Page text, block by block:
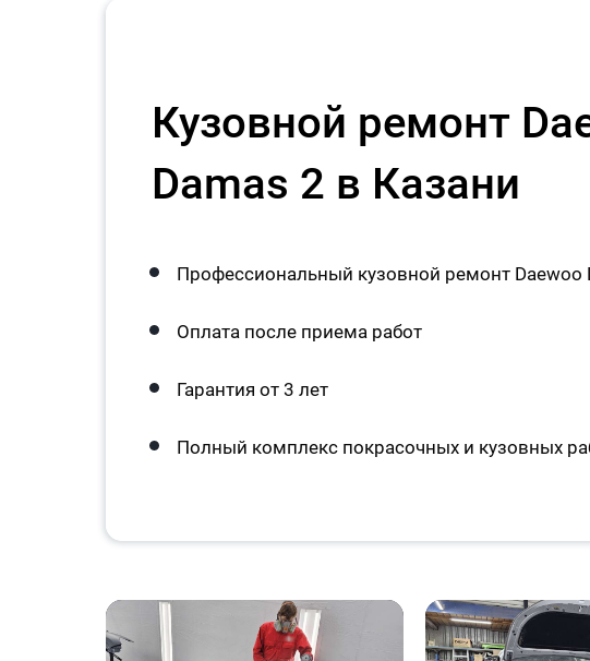
Кузовной ремонт
Damas 2 в Казани
Профессиональный кузовной ремонт Daewoo
Оплата после приема работ
Гарантия от 3 лет
Полный комплекс покрасочных и кузовных